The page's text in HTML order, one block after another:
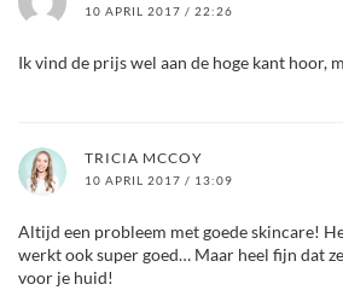
10 APRIL 2017 / 22:26
Ik vind de prijs wel aan de hoge kant hoor,
TRICIA MCCOY
10 APRIL 2017 / 13:09
Altijd een probleem met goede skincare!
werkt ook super goed… Maar heel fijn dat
voor je huid!